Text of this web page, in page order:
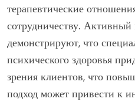
терапевтические
сотрудничеству.
демонстрируют, что
психического здоровья
зрения клиентов, что
подход может привести к